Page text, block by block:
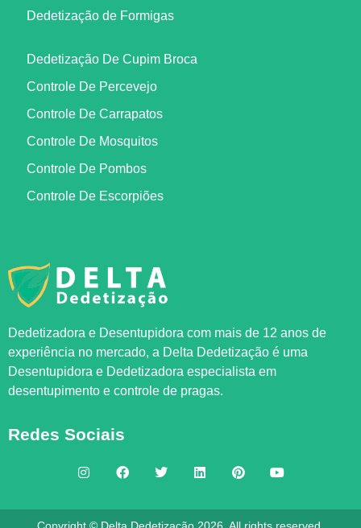
Dedetizadora e Desentupidora com mais de 12 anos de
experiência no mercado, a Delta Dedetização é uma
Desentupidora e Dedetizadora especialista em
desentupimento e controle de pragas.
Redes Sociais
Dedetização de Formigas
Dedetização De Cupim Broca
Controle De Percevejo
Controle De Carrapatos
Controle De Mosquitos
Controle De Pombos
Controle De Escorpiões
Copyright © Delta Dedetização 2026. All rights reserved.